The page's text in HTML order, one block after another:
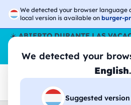
We detected your browser language
local version is available on burger-
We detected your
English.
Suggested
☀️ABIERTO DURANTE LAS
pedidos durante todo el verano,
😎🌴